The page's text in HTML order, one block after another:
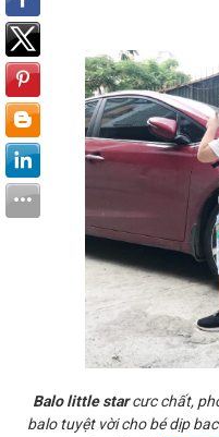
Balo little starcưc chất,
balo tuyệt vời cho bé dịp